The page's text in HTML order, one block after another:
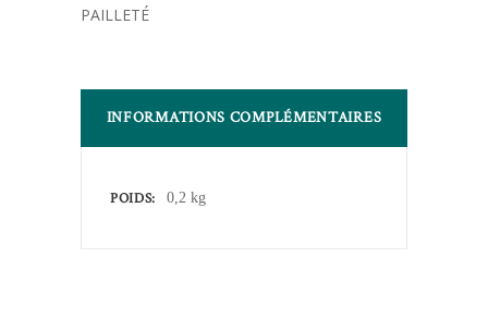
PAILLETÉ
INFORMATIONS COMPLÉMENTAIRES
POIDS 0,2 kg